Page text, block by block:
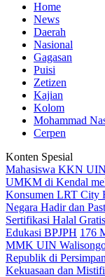
Home
News
Daerah
Nasional
Gagasan
Puisi
Zetizen
Kajian
Kolom
Mohammad
Cerpen
Konten Spesial
Mahasiswa KKN
UMKM di Kendal
Konsumen LRT City
Negara Hadir dan
Sertifikasi Halal
Edukasi BPJPH 176
MMK UIN
Republik di
Kekuasaan dan